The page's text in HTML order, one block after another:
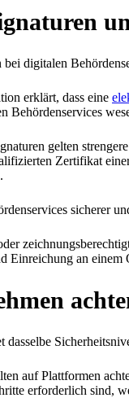
digitalen
erklärt, dass eine
Behördenservices
gelten
Zertifikat
sicherer
Einreichung an einem
dasselbe
auf Plattformen
erforderlich sind,